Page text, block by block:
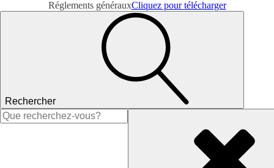
Réglements générauxCliquez pour télécharger
Rechercher
Rechercher :